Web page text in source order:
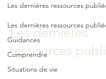
Les dernières ressources
Guidances
Comprendre
Situations de vie
Les dernières ressources
Les dernières
ressources